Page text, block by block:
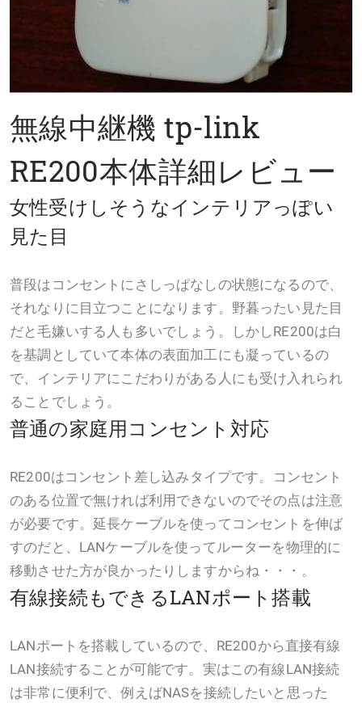
無線中継機 tp-link
RE200本体詳細レビュー
女性受けしそうなインテリアっぽい
見た目
普段はコンセントにさしっぱなしの状態になるので、
それなりに目立つことになります。野暮ったい見た目
だと毛嫌いする人も多いでしょう。しかしRE200は白
を基調としていて本体の表面加工にも凝っているの
で、インテリアにこだわりがある人にも受け入れられ
ることでしょう。
普通の家庭用コンセント対応
RE200はコンセント差し込みタイプです。コンセント
のある位置で無ければ利用できないのでその点は注意
が必要です。延長ケーブルを使ってコンセントを伸ば
すのだと、LANケーブルを使ってルーターを物理的に
移動させた方が良かったりしますからね・・・。
有線接続もできるLANポート搭載
LANポートを搭載しているので、RE200から直接有線
LAN接続することが可能です。実はこの有線LAN接続
は非常に便利で、例えばNASを接続したいと思った